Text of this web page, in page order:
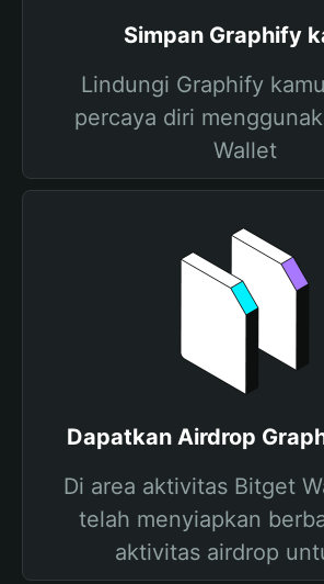
Simpan Graphify
Lindungi Graphify
percaya diri
Wallet
Dapatkan Airdrop
Di area aktivitas Bitget
telah menyiapkan
aktivitas airdrop